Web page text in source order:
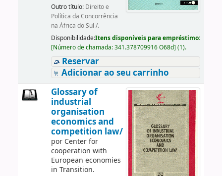
Outro título: Direito e
Política da Concorrência
na África do Sul /.
Disponibilidade:Itens disponíveis para empréstimo:
[Número de chamada:341.378709916 O68d] (1).
Reservar
Adicionar ao seu carrinho
Glossary of
industrial
organisation
economics and
competition law/
por Center for
cooperation with
European economies
in Transition.